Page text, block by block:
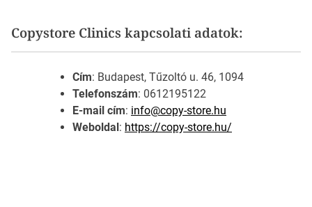
Copystore Clinics kapcsolati adatok:
Cím: Budapest, Tűzoltó u. 46, 1094
Telefonszám: 0612195122
E-mail cím: info@copy-store.hu
Weboldal : https://copy-store.hu/